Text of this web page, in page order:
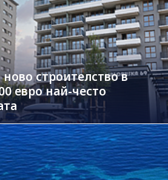
строителство в
евро най-често